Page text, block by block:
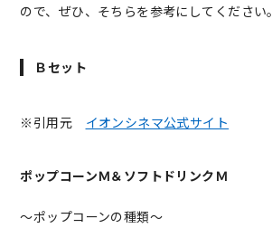
ので、ぜひ、そちらを参考にしてください。
Ｂセット
※引用元 イオンシネマ公式サイト
ポップコーンＭ＆ソフトドリンクＭ
～ポップコーンの種類～